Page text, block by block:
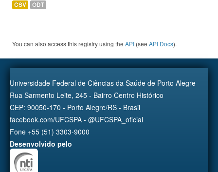
CSV ODT
You can also access this registry using the API (see API Docs).
Universidade Federal de Ciências da Saúde de Porto Alegre
Rua Sarmento Leite, 245 - Bairro Centro Histórico
CEP: 90050-170 - Porto Alegre/RS - Brasil
facebook.com/UFCSPA - @UFCSPA_oficial
Fone +55 (51) 3303-9000
Desenvolvido pelo